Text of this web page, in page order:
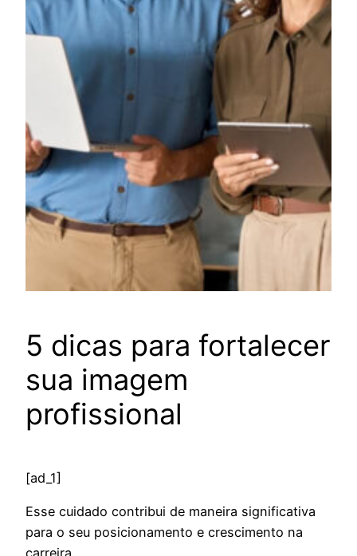
5 dicas para fortalecer
sua imagem
profissional
[ad_1]
Esse cuidado contribui de maneira significativa
para o seu posicionamento e crescimento na